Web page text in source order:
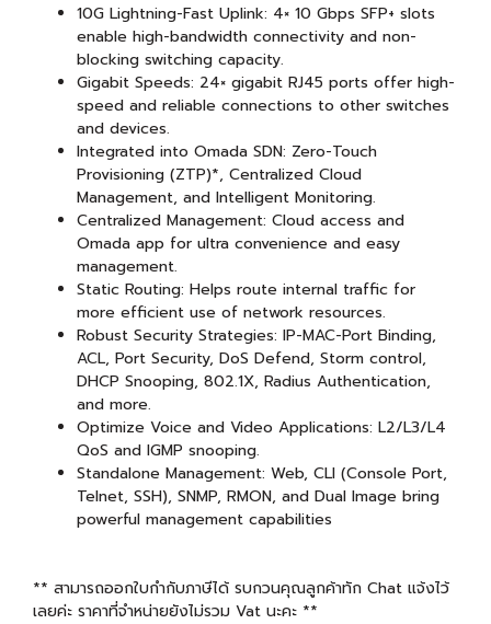
10G Lightning-Fast Uplink: 4× 10 Gbps SFP+ slots
enable high-bandwidth connectivity and non-
blocking switching capacity.
Gigabit Speeds: 24× gigabit RJ45 ports offer high-
speed and reliable connections to other switches
and devices.
Integrated into Omada SDN: Zero-Touch
Provisioning (ZTP)*, Centralized Cloud
Management, and Intelligent Monitoring.
Centralized Management: Cloud access and
Omada app for ultra convenience and easy
management.
Static Routing: Helps route internal traffic for
more efficient use of network resources.
Robust Security Strategies: IP-MAC-Port Binding,
ACL, Port Security, DoS Defend, Storm control,
DHCP Snooping, 802.1X, Radius Authentication,
and more.
Optimize Voice and Video Applications: L2/L3/L4
QoS and IGMP snooping.
Standalone Management: Web, CLI (Console Port,
Telnet, SSH), SNMP, RMON, and Dual Image bring
powerful management capabilities
** สามารถออกใบกำกับภาษีได้ รบกวนคุณลูกค้าทัก Chat แจ้งไว้
เลยค่ะ ราคาที่จำหน่ายยังไม่รวม Vat นะคะ **